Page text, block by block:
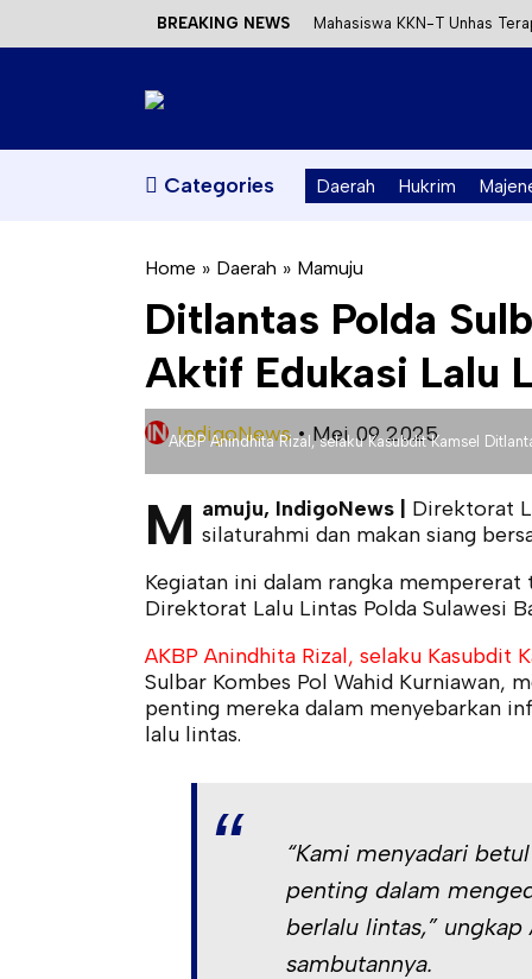
BREAKING NEWS Mahasiswa KKN-T Unhas
Kecewa Kapolresta Absen,
Categories Daerah Hukrim
Home » Daerah » Mamuju
Ditlantas Polda
Aktif Edukasi Lalu
IndigoNews •Mei 09 2025
AKBP Anindhita Rizal, selaku Kasubdit Kamsel
M amuju, IndigoNews | Direktorat
silaturahmi dan makan siang
Kegiatan ini dalam rangka
Direktorat Lalu Lintas Polda Sulawesi
AKBP Anindhita Rizal, selaku Kasubdit
Sulbar Kombes Pol Wahid Kurniawan,
penting mereka dalam menyebarkan
lalu lintas.
“Kami menyadari
penting dalam
berlalu lintas,” ungkap
sambutannya.